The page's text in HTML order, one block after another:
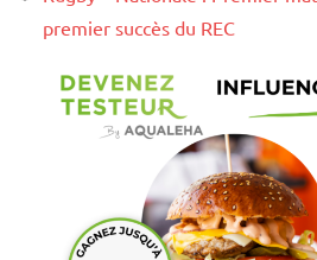
premier succès du REC